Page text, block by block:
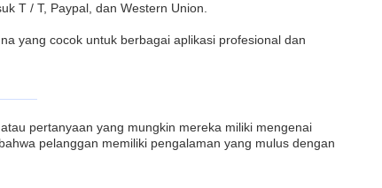
T / T, Paypal, dan Western Union.
yang cocok untuk berbagai aplikasi profesional dan
pertanyaan yang mungkin mereka miliki mengenai
pelanggan memiliki pengalaman yang mulus dengan